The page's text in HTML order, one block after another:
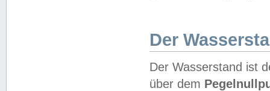
Der
Der Wasserstand ist
über dem